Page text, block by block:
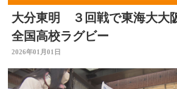
大分東明 ３回戦で東海大大
全国高校ラグビー
2026年01月01日